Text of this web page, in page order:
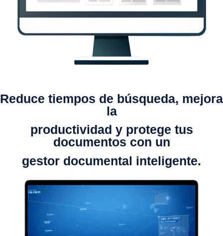
Reduce tiempos de búsqueda, mejora
la
productividad y protege tus
documentos con un
gestor documental inteligente.